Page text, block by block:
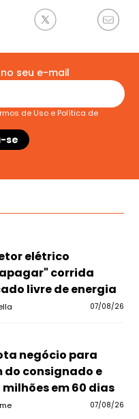
seu e-mail
de Uso e Política de
elétrico
corrida
livre de energia
07/08/26
negócio para
do consignado e
em 60 dias
07/08/26